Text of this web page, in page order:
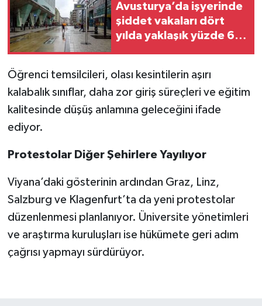
Avusturya’da işyerinde
şiddet vakaları dört
yılda yaklaşık yüzde 65
Öğrenci temsilcileri, olası kesintilerin aşırı
kalabalık sınıflar, daha zor giriş süreçleri ve eğitim
kalitesinde düşüş anlamına geleceğini ifade
ediyor.
Protestolar Diğer Şehirlere Yayılıyor
Viyana’daki gösterinin ardından Graz, Linz,
Salzburg ve Klagenfurt’ta da yeni protestolar
düzenlenmesi planlanıyor. Üniversite yönetimleri
ve araştırma kuruluşları ise hükümete geri adım
çağrısı yapmayı sürdürüyor.